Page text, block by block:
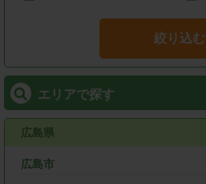
絞り込む
エリアで探す
広島県
広島市